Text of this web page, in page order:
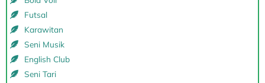
Futsal
Karawitan
Seni Musik
English Club
Seni Tari